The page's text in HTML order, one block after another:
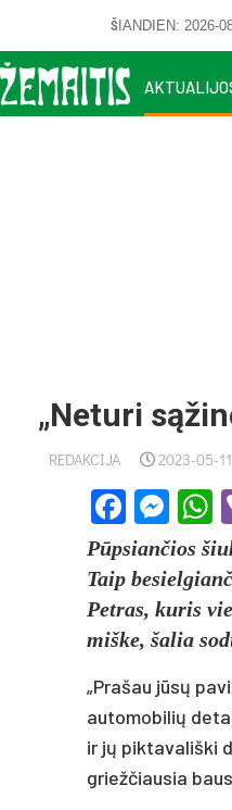
ŠIANDIEN: 2026-
„Neturi
REDAKCIJA 2023-05-11
Pūpsiančios
Taip
Petras, kuris
miške, šalia
„Prašau jūsų
automobilių
ir jų piktavališki
griežčiausia